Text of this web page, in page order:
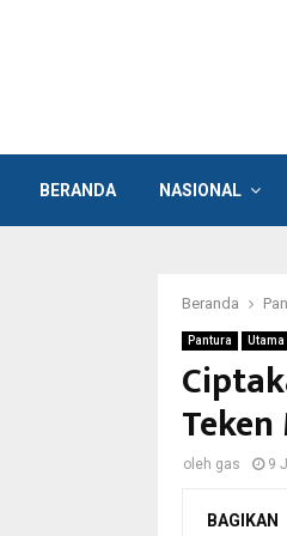
BERANDA NASIONAL
Beranda
Pantura Utama
oleh gas 9
BAGIKAN